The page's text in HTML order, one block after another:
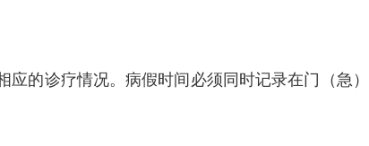
的诊疗情况。病假时间必须同时记录在门（急